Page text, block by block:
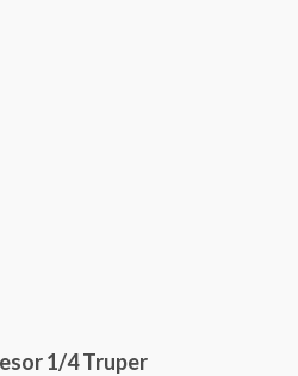
1/4 Truper